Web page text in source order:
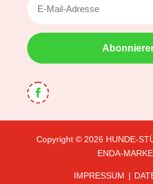
Copyright © 2026 HUNDE-
ENDA-
IMPRESSUM